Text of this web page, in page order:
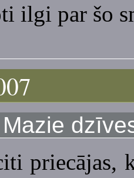
ilgi par šo
Mazie
priecājas,